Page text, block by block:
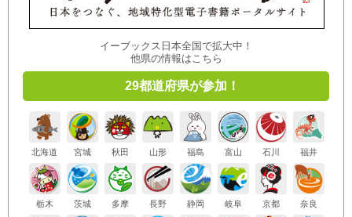
イーブックス日本全国で拡大中！
他県の情報はこちら
29都道府県が参加！
北海道 宮城 秋田 山形 福島 富山 石川 福井
栃木 茨城 多摩 長野 静岡 岐阜 京都 奈良